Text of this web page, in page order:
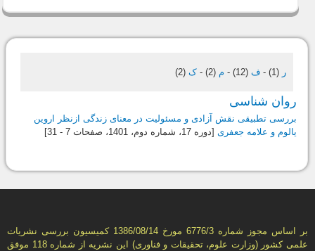
ر (1)
- ف (12)
- م (2)
- ک (2)
روان شناسی
بررسی تطبیقی نقش آزادی و مسئولیت در معنای زندگی ازنظر اروین
یالوم و علامه جعفری [دوره 17، شماره دوم، 1401، صفحات 7 - 31]
بر اساس مجوز شماره 6776/3 مورخ 1386/08/14 كمیسیون بررسى نشریات
علمى كشور (وزارت علوم، تحقیقات و فناورى) این نشریه از شماره 118 موفق